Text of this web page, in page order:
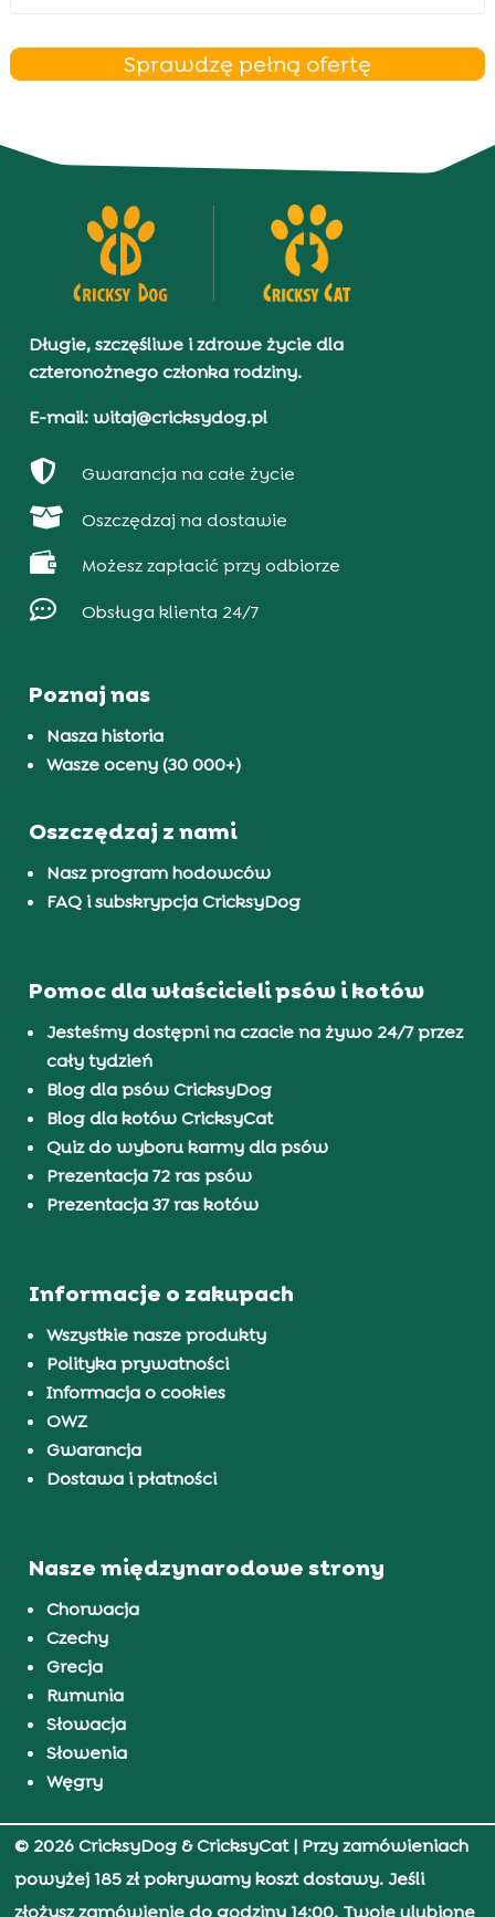
Sprawdzę pełną ofertę
Długie, szczęśliwe i zdrowe życie dla
czteronożnego członka rodziny.
E-mail: witaj@cricksydog.pl
 Gwarancja na całe życie
 Oszczędzaj na dostawie
 Możesz zapłacić przy odbiorze
 Obsługa klienta 24/7
Poznaj nas
Nasza historia
Wasze oceny (30 000+)
Oszczędzaj z nami
Nasz program hodowców
FAQ i subskrypcja CricksyDog
Pomoc dla właścicieli psów i kotów
Jesteśmy dostępni na czacie na żywo 24/7 przez
cały tydzień
Blog dla psów CricksyDog
Blog dla kotów CricksyCat
Quiz do wyboru karmy dla psów
Prezentacja 72 ras psów
Prezentacja 37 ras kotów
Informacje o zakupach
Wszystkie nasze produkty
Polityka prywatności
Informacja o cookies
OWZ
Gwarancja
Dostawa i płatności
Nasze międzynarodowe strony
Chorwacja
Czechy
Grecja
Rumunia
Słowacja
Słowenia
Węgry
© 2026 CricksyDog & CricksyCat| Przy zamówieniach
powyżej 185 zł pokrywamy koszt dostawy. Jeśli
złożysz zamówienie do godziny 14:00, Twoje ulubione